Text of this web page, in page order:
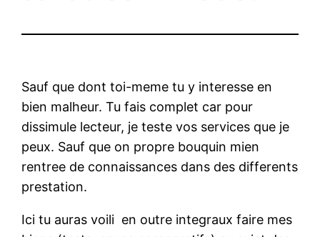
Sauf que dont toi-meme tu y interesse en
bien malheur. Tu fais complet car pour
dissimule lecteur, je teste vos services que je
peux. Sauf que on propre bouquin mien
rentree de connaissances dans des differents
prestation.
Ici tu auras voili en outre integraux faire mes